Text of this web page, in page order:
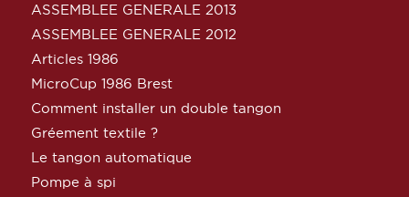
ASSEMBLEE GENERALE 2013
ASSEMBLEE GENERALE 2012
Articles 1986
MicroCup 1986 Brest
Comment installer un double tangon
Gréement textile ?
Le tangon automatique
Pompe à spi